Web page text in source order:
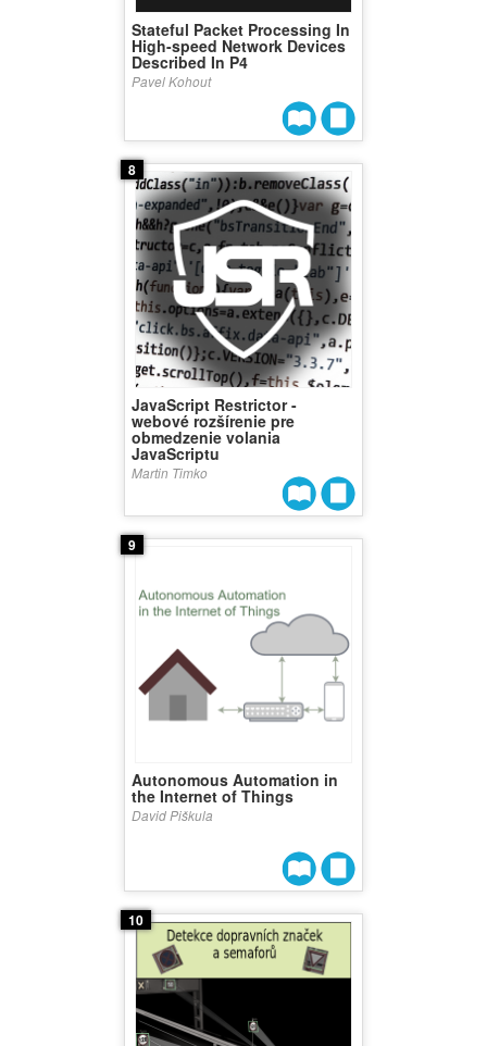
Stateful Packet Processing In
High-speed Network Devices
Described In P4
Pavel Kohout
8
JavaScript Restrictor -
webové rozšírenie pre
obmedzenie volania
JavaScriptu
Martin Timko
9
Autonomous Automation in
the Internet of Things
David Piškula
10